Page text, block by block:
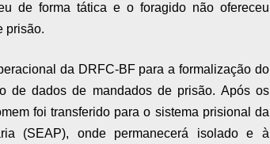
de forma tática e o foragido não ofereceu
prisão.
da DRFC-BF para a formalização do
de dados de mandados de prisão. Após os
foi transferido para o sistema prisional da
(SEAP), onde permanecerá isolado e à